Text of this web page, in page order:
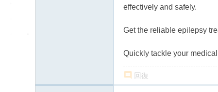
ee
effectively and safely.
Get the reliable epilepsy
Quickly tackle your
回復